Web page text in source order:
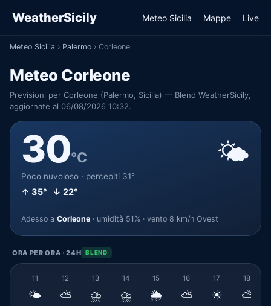
WeatherSicily Meteo Sicilia Mappe Live
Meteo Sicilia › Palermo › Corleone
Meteo Corleone
Previsioni per Corleone (Palermo, Sicilia) — Blend WeatherSicily,
aggiornate al 06/08/2026 10:32.
30°C
Poco nuvoloso · percepiti 31°
↑ 35° ↓ 22°
🌤️
Adesso a Corleone · umidità 51% · vento 8 km/h Ovest
ORA PER ORA · 24H BLEND
11
🌤️
12
⛅
13
⛈️
14
⛈️
15
🌦️
16
⛅
17
☀️
18
⛅